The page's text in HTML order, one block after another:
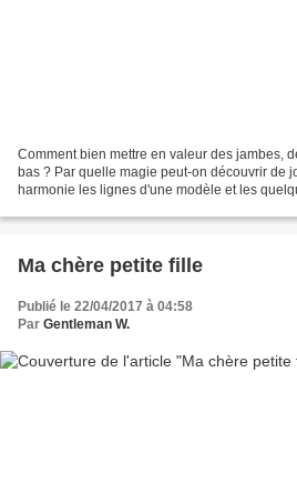
Comment bien mettre en valeur des jambes,
bas ? Par quelle magie peut-on découvrir de
harmonie les lignes d'une modèle et les
Ma chère petite fille
Publié le 22/04/2017 à 04:58
Par Gentleman W.